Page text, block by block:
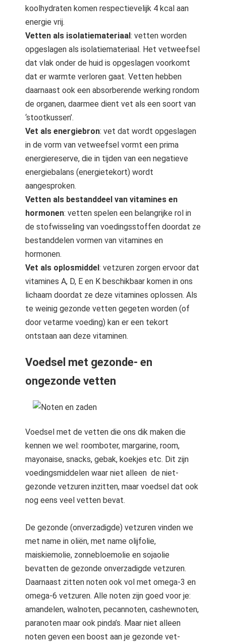
koolhydraten komen respectievelijk 4 kcal aan
energie vrij.
Vetten als isolatiemateriaal: vetten worden
opgeslagen als isolatiemateriaal. Het vetweefsel
dat vlak onder de huid is opgeslagen voorkomt
dat er warmte verloren gaat. Vetten hebben
daarnaast ook een absorberende werking rondom
de organen, daarmee dient vet als een soort van
‘stootkussen’.
Vet als energiebron: vet dat wordt opgeslagen
in de vorm van vetweefsel vormt een prima
energiereserve, die in tijden van een negatieve
energiebalans (energietekort) wordt
aangesproken.
Vetten als bestanddeel van vitamines en
hormonen: vetten spelen een belangrijke rol in
de stofwisseling van voedingsstoffen doordat ze
bestanddelen vormen van vitamines en
hormonen.
Vet als oplosmiddel: vetzuren zorgen ervoor dat
vitamines A, D, E en K beschikbaar komen in ons
lichaam doordat ze deze vitamines oplossen. Als
te weinig gezonde vetten gegeten worden (of
door vetarme voeding) kan er een tekort
ontstaan aan deze vitaminen.
Voedsel met gezonde- en
ongezonde vetten
Voedsel met de vetten die ons dik maken die
kennen we wel: roomboter, margarine, room,
mayonaise, snacks, gebak, koekjes etc. Dit zijn
voedingsmiddelen waar niet alleen de niet-
gezonde vetzuren inzitten, maar voedsel dat ook
nog eens veel vetten bevat.
De gezonde (onverzadigde) vetzuren vinden we
met name in oliën, met name olijfolie,
maiskiemolie, zonnebloemolie en sojaolie
bevatten de gezonde onverzadigde vetzuren.
Daarnaast zitten noten ook vol met omega-3 en
omega-6 vetzuren. Alle noten zijn goed voor je:
amandelen, walnoten, pecannoten, cashewnoten,
paranoten maar ook pinda’s. Maar niet alleen
noten geven een boost aan je gezonde vet-